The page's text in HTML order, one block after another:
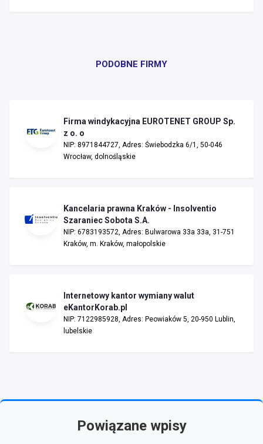
PODOBNE FIRMY
Firma windykacyjna EUROTENET GROUP Sp.
z o. o
NIP: 8971844727, Adres: Świebodzka 6/1, 50-046
Wrocław, dolnośląskie
Kancelaria prawna Kraków - Insolventio
Szaraniec Sobota S.A.
NIP: 6783193572, Adres: Bulwarowa 33a 33a, 31-751
Kraków, m. Kraków, małopolskie
Internetowy kantor wymiany walut
eKantorKorab.pl
NIP: 7122985928, Adres: Peowiaków 5, 20-950 Lublin,
lubelskie
Powiązane wpisy